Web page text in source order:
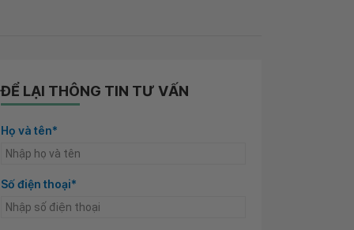
ĐỂ LẠI THÔNG TIN TƯ VẤN
Họ và tên*
Số điện thoại*